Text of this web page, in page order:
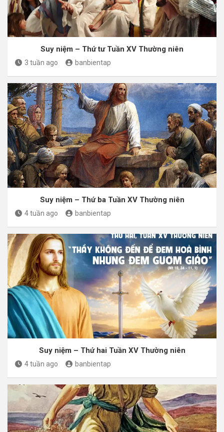
Suy niệm – Thứ tư Tuần XV Thường niên
3 tuần ago banbientap
Suy niệm – Thứ ba Tuần XV Thường niên
4 tuần ago banbientap
Suy niệm – Thứ hai Tuần XV Thường niên
4 tuần ago banbientap